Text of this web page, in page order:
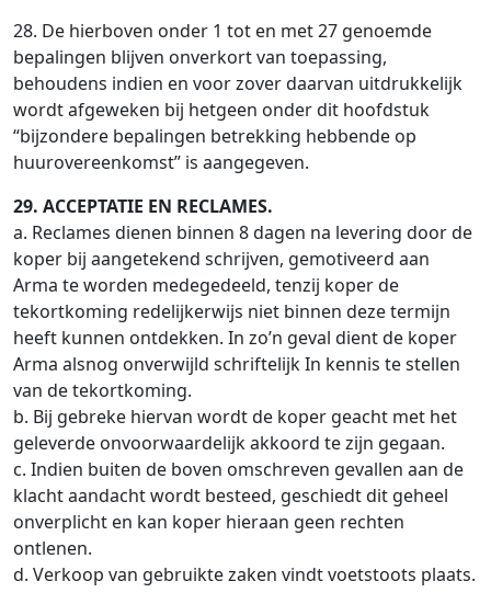
28. De hierboven onder 1 tot en met 27 genoemde
bepalingen blijven onverkort van toepassing,
behoudens indien en voor zover daarvan uitdrukkelijk
wordt afgeweken bij hetgeen onder dit hoofdstuk
“bijzondere bepalingen betrekking hebbende op
huurovereenkomst” is aangegeven.
29. ACCEPTATIE EN RECLAMES.
a. Reclames dienen binnen 8 dagen na levering door de
koper bij aangetekend schrijven, gemotiveerd aan
Arma te worden medegedeeld, tenzij koper de
tekortkoming redelijkerwijs niet binnen deze termijn
heeft kunnen ontdekken. In zo’n geval dient de koper
Arma alsnog onverwijld schriftelijk In kennis te stellen
van de tekortkoming.
b. Bij gebreke hiervan wordt de koper geacht met het
geleverde onvoorwaardelijk akkoord te zijn gegaan.
c. Indien buiten de boven omschreven gevallen aan de
klacht aandacht wordt besteed, geschiedt dit geheel
onverplicht en kan koper hieraan geen rechten
ontlenen.
d. Verkoop van gebruikte zaken vindt voetstoots plaats.